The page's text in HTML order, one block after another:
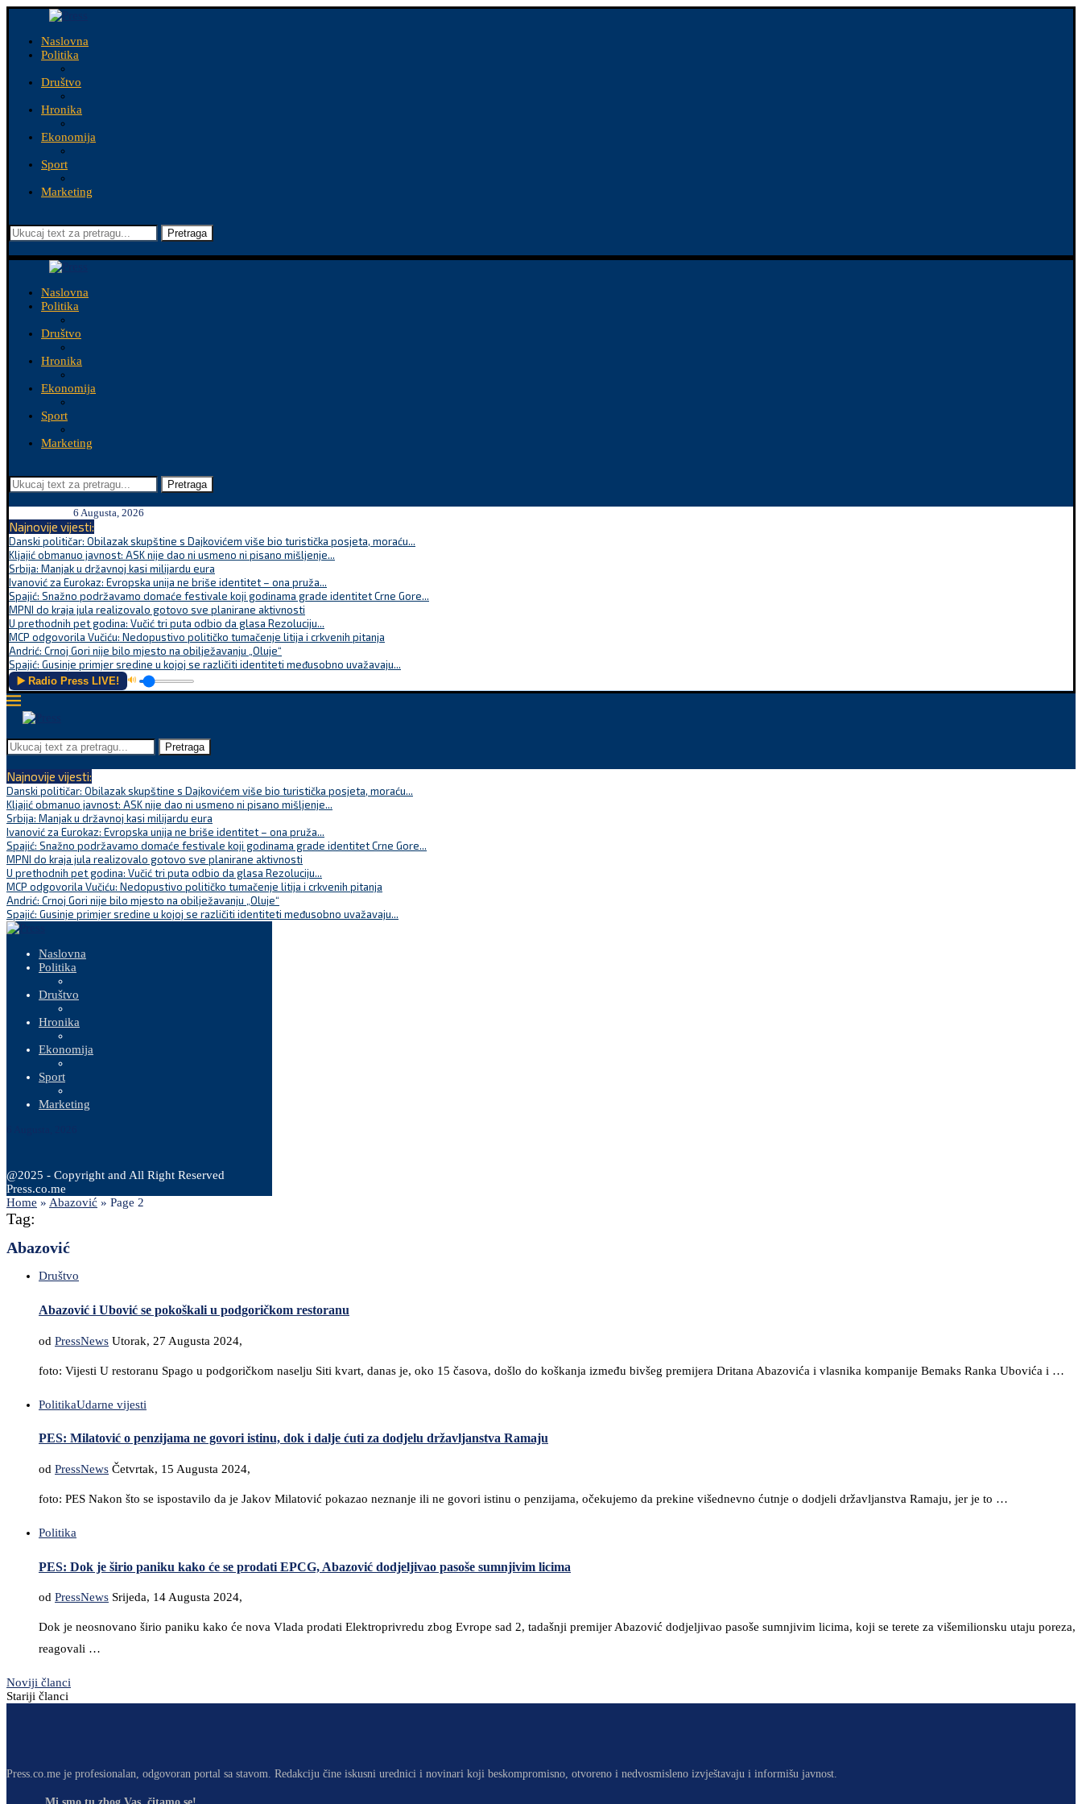
Naslovna
Politika
Društvo
Hronika
Ekonomija
Sport
Marketing
Pretraga
Naslovna
Politika
Društvo
Hronika
Ekonomija
Sport
Marketing
Pretraga
6 Augusta, 2026
Najnovije vijesti:
Danski političar: Obilazak skupštine s Dajkovićem više bio turistička posjeta, moraću...
Kljajić obmanuo javnost: ASK nije dao ni usmeno ni pisano mišljenje...
Srbija: Manjak u državnoj kasi milijardu eura
Ivanović za Eurokaz: Evropska unija ne briše identitet – ona pruža...
Spajić: Snažno podržavamo domaće festivale koji godinama grade identitet Crne Gore...
MPNI do kraja jula realizovalo gotovo sve planirane aktivnosti
U prethodnih pet godina: Vučić tri puta odbio da glasa Rezoluciju...
MCP odgovorila Vučiću: Nedopustivo političko tumačenje litija i crkvenih pitanja
Andrić: Crnoj Gori nije bilo mjesto na obilježavanju „Oluje“
Spajić: Gusinje primjer sredine u kojoj se različiti identiteti međusobno uvažavaju...
▶️ Radio Press LIVE! 🔊
Pretraga
Najnovije vijesti:
Danski političar: Obilazak skupštine s Dajkovićem više bio turistička posjeta, moraću...
Kljajić obmanuo javnost: ASK nije dao ni usmeno ni pisano mišljenje...
Srbija: Manjak u državnoj kasi milijardu eura
Ivanović za Eurokaz: Evropska unija ne briše identitet – ona pruža...
Spajić: Snažno podržavamo domaće festivale koji godinama grade identitet Crne Gore...
MPNI do kraja jula realizovalo gotovo sve planirane aktivnosti
U prethodnih pet godina: Vučić tri puta odbio da glasa Rezoluciju...
MCP odgovorila Vučiću: Nedopustivo političko tumačenje litija i crkvenih pitanja
Andrić: Crnoj Gori nije bilo mjesto na obilježavanju „Oluje“
Spajić: Gusinje primjer sredine u kojoj se različiti identiteti međusobno uvažavaju...
Naslovna
Politika
Društvo
Hronika
Ekonomija
Sport
Marketing
@2025 - Copyright and All Right Reserved
Press.co.me
Home » Abazović » Page 2
Tag:
Abazović
Društvo
Abazović i Ubović se pokoškali u podgoričkom restoranu
od PressNews Utorak, 27 Augusta 2024,
foto: Vijesti U restoranu Spago u podgoričkom naselju Siti kvart, danas je, oko 15 časova, došlo do koškanja između bivšeg premijera Dritana Abazovića i vlasnika kompanije Bemaks Ranka Ubovića i …
PolitikaUdarne vijesti
PES: Milatović o penzijama ne govori istinu, dok i dalje ćuti za dodjelu državljanstva Ramaju
od PressNews Četvrtak, 15 Augusta 2024,
foto: PES Nakon što se ispostavilo da je Jakov Milatović pokazao neznanje ili ne govori istinu o penzijama, očekujemo da prekine višednevno ćutnje o dodjeli državljanstva Ramaju, jer je to …
Politika
PES: Dok je širio paniku kako će se prodati EPCG, Abazović dodjeljivao pasoše sumnjivim licima
od PressNews Srijeda, 14 Augusta 2024,
Dok je neosnovano širio paniku kako će nova Vlada prodati Elektroprivredu zbog Evrope sad 2, tadašnji premijer Abazović dodjeljivao pasoše sumnjivim licima, koji se terete za višemilionsku utaju poreza,
reagovali …
Noviji članci
Stariji članci
Press.co.me je profesionalan, odgovoran portal sa stavom. Redakciju čine iskusni urednici i novinari koji beskompromisno, otvoreno i nedvosmisleno izvještavaju i informišu javnost.